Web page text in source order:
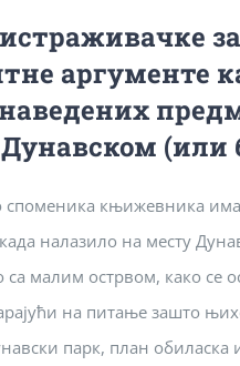
аргументе
споменика књижевника
налазило на месту
са малим острвом, како се
на питање зашто
парк, план обиласка